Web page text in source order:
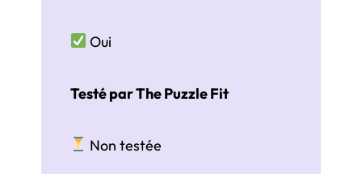
Oui
Testé par The Puzzle Fit
Non testée